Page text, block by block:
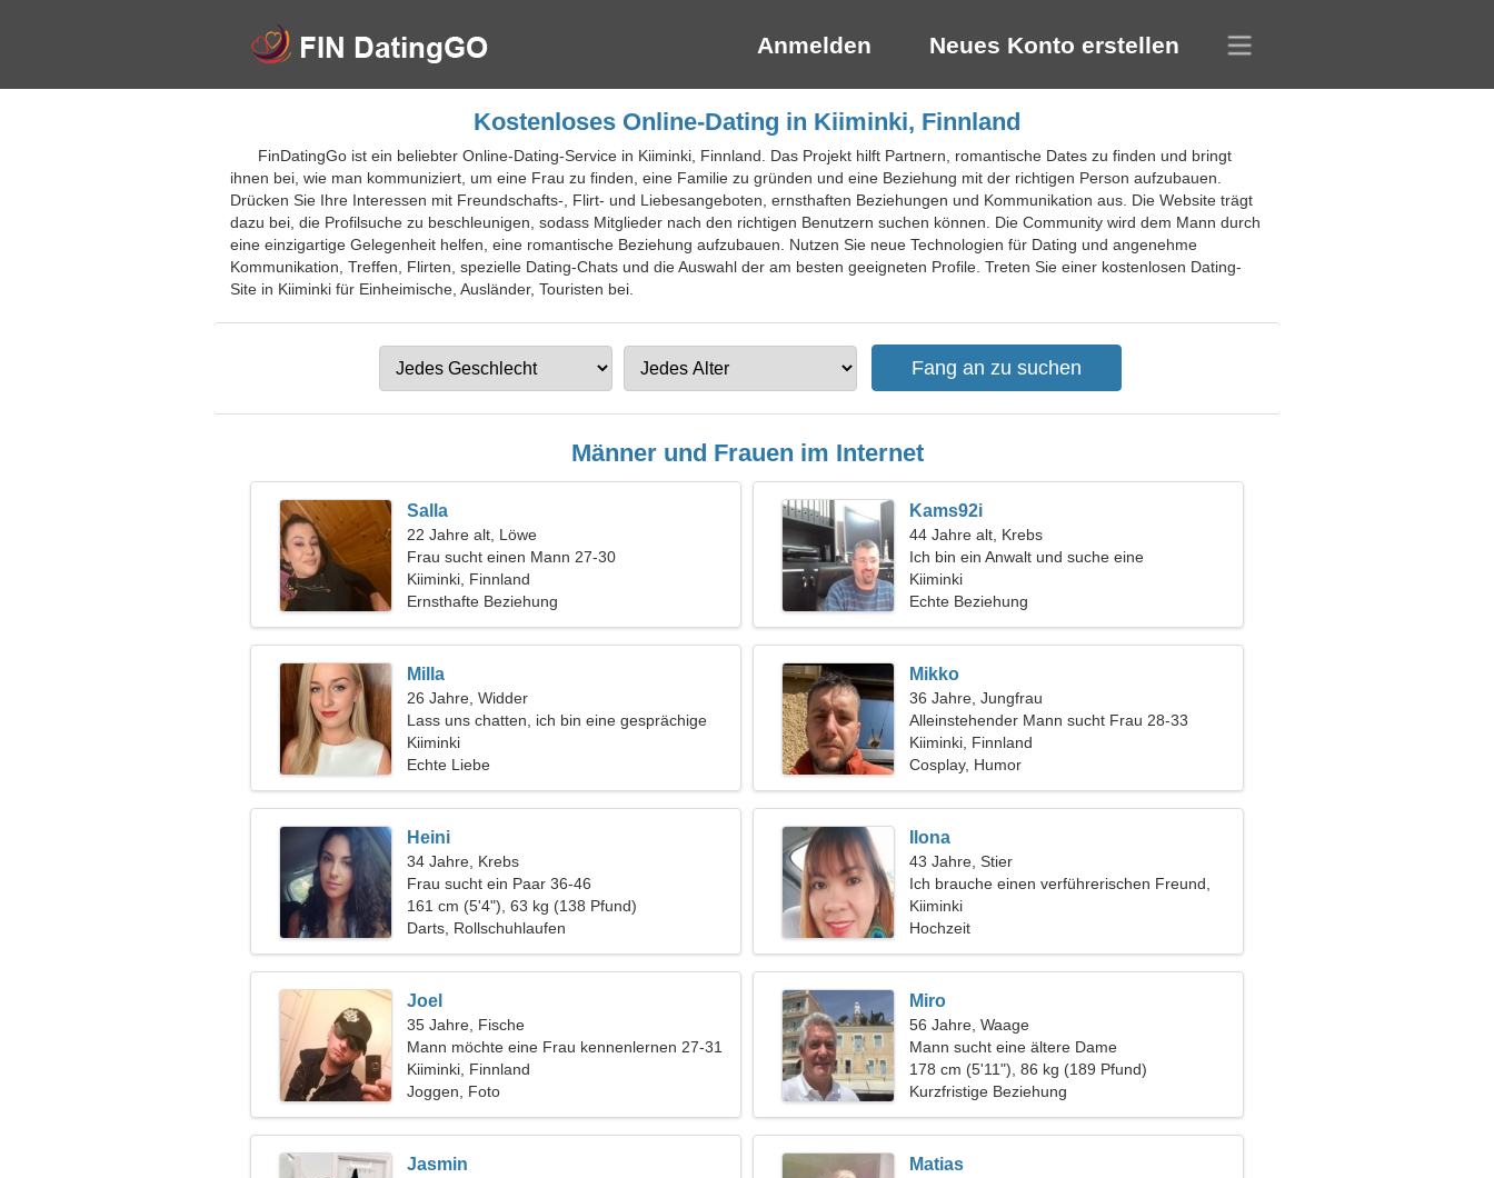
Anmelden Neues Konto erstellen
Kostenloses Online-Dating in Kiiminki, Finnland
FinDatingGo ist ein beliebter Online-Dating-Service in Kiiminki, Finnland. Das Projekt hilft Partnern, romantische Dates zu finden und bringt
ihnen bei, wie man kommuniziert, um eine Frau zu finden, eine Familie zu gründen und eine Beziehung mit der richtigen Person aufzubauen.
Drücken Sie Ihre Interessen mit Freundschafts-, Flirt- und Liebesangeboten, ernsthaften Beziehungen und Kommunikation aus. Die Website trägt
dazu bei, die Profilsuche zu beschleunigen, sodass Mitglieder nach den richtigen Benutzern suchen können. Die Community wird dem Mann durch
eine einzigartige Gelegenheit helfen, eine romantische Beziehung aufzubauen. Nutzen Sie neue Technologien für Dating und angenehme
Kommunikation, Treffen, Flirten, spezielle Dating-Chats und die Auswahl der am besten geeigneten Profile. Treten Sie einer kostenlosen Dating-
Site in Kiiminki für Einheimische, Ausländer, Touristen bei.
Männer und Frauen im Internet
Salla
22 Jahre alt, Löwe
Frau sucht einen Mann 27-30
Kiiminki, Finnland
Ernsthafte Beziehung
Kams92i
44 Jahre alt, Krebs
Ich bin ein Anwalt und suche eine
leidenschaftliche Frau
Kiiminki
Echte Beziehung
Milla
26 Jahre, Widder
Lass uns chatten, ich bin eine gesprächige
Frau
Kiiminki
Echte Liebe
Mikko
36 Jahre, Jungfrau
Alleinstehender Mann sucht Frau 28-33
Kiiminki, Finnland
Cosplay, Humor
Heini
34 Jahre, Krebs
Frau sucht ein Paar 36-46
161 cm (5'4"), 63 kg (138 Pfund)
Darts, Rollschuhlaufen
Ilona
43 Jahre, Stier
Ich brauche einen verführerischen Freund,
um zusammen Ski zu fahren
Kiiminki
Hochzeit
Joel
35 Jahre, Fische
Mann möchte eine Frau kennenlernen 27-31
Kiiminki, Finnland
Joggen, Foto
Miro
56 Jahre, Waage
Mann sucht eine ältere Dame
178 cm (5'11"), 86 kg (189 Pfund)
Kurzfristige Beziehung
Jasmin Matias